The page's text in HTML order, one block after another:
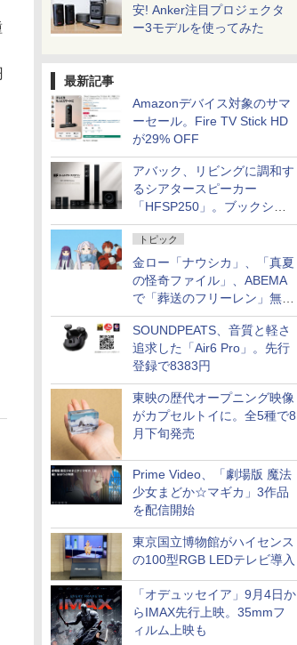
安! Anker注目プロジェクタ
ー3モデルを使ってみた
最新記事
Amazonデバイス対象のサマ
ーセール。Fire TV Stick HD
が29% OFF
アバック、リビングに調和す
るシアタースピーカー
「HFSP250」。ブックシェ
ルフはペア3万円以下
トピック
金ロー「ナウシカ」、「真夏
の怪奇ファイル」、ABEMA
で「葬送のフリーレン」無料
配信など。夏の特番・配信情
報
SOUNDPEATS、音質と軽さ
追求した「Air6 Pro」。先行
登録で8383円
東映の歴代オープニング映像
がカプセルトイに。全5種で8
月下旬発売
Prime Video、「劇場版 魔法
少女まどか☆マギカ」3作品
を配信開始
東京国立博物館がハイセンス
の100型RGB LEDテレビ導入
「オデュッセイア」9月4日か
らIMAX先行上映。35mmフ
ィルム上映も